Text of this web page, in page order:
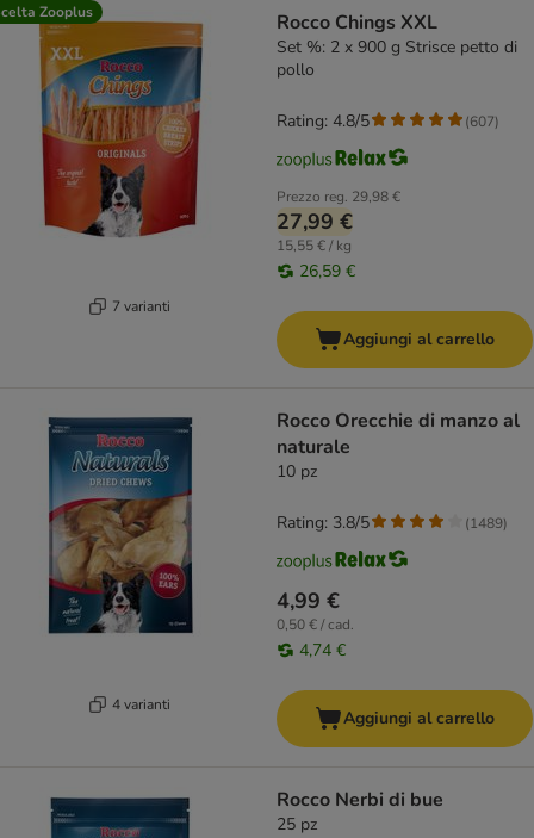
Zooplus
7 varianti
Rocco Chings XXL
Set %: 2 x 900 g Strisce petto di
pollo
Prezzo reg. 29,98 €
27,99 €
15,55 € / kg
26,59 €
Rating: 4.8/5 (607)
Aggiungi al carrello
4 varianti
Rocco Orecchie di manzo al
naturale
10 pz
4,99 €
0,50 € / cad.
4,74 €
Rating: 3.8/5 (1489)
Aggiungi al carrello
Rocco Nerbi di bue
25 pz